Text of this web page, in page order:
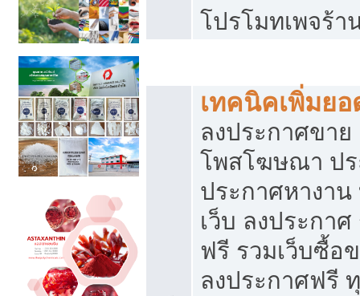
โปรโมทเพจร้า
เทคนิคเพิ่มย
ลงประกาศขา
โพสโฆษณา ป
ประกาศหางา
เว็บ ลงประกา
ฟรี รวมเว็บซื้อ
ลงประกาศฟรี